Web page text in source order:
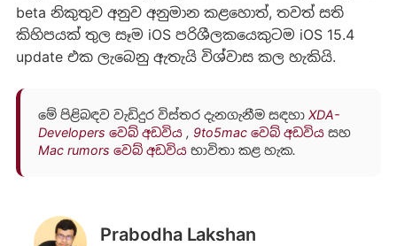
beta නිකුතුව අනුව අනුමාන කළහොත්, තවත් සති
කිහිපයක් තුල සෑම iOS පරිශීලකයෙකුටම iOS 15.4
update එක ලැබෙනු ඇතැයි විශ්වාස කල හැකියි.
මේ පිළිබඳව වැඩිදුර විස්තර දැනගැනීම සඳහා XDA-
Developers වෙබ් අඩවිය, 9to5mac වෙබ් අඩවියසහ
Mac rumors වෙබ් අඩවියභාවිතා කළ හැක.
Prabodha Lakshan